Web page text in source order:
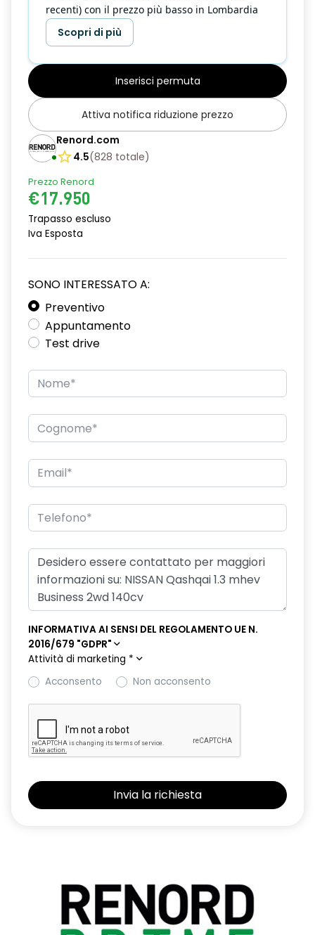
recenti) con il prezzo più basso in Lombardia
Scopri di più
Inserisci permuta
Attiva notifica riduzione prezzo
Renord.com
4.5(828 totale)
Prezzo Renord
€17.950
Trapasso escluso
Iva Esposta
SONO INTERESSATO A:
Preventivo
Appuntamento
Test drive
INFORMATIVA AI SENSI DEL REGOLAMENTO UE N.
2016/679 "GDPR"
Attività di marketing *
Acconsento
Non acconsento